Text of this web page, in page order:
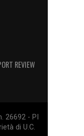
REVIEW
26692 - PI
di U.C.